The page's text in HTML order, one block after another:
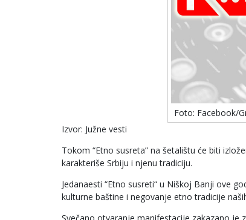
Foto: Facebook/
Izvor: Južne vesti
Tokom “Etno susreta” na šetalištu će biti
karakteriše Srbiju i njenu tradiciju.
Jedanaesti “Etno susreti“ u Niškoj Banji ove
kulturne baštine i negovanje etno tradicije
Svečano otvaranje manifestacije zakazano je